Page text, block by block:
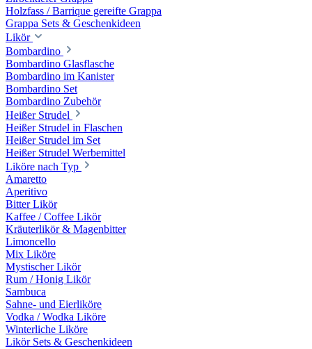
Holzfass / Barrique gereifte Grappa
Grappa Sets & Geschenkideen
Likör
Bombardino
Bombardino Glasflasche
Bombardino im Kanister
Bombardino Set
Bombardino Zubehör
Heißer Strudel
Heißer Strudel in Flaschen
Heißer Strudel im Set
Heißer Strudel Werbemittel
Liköre nach Typ
Amaretto
Aperitivo
Bitter Likör
Kaffee / Coffee Likör
Kräuterlikör & Magenbitter
Limoncello
Mix Liköre
Mystischer Likör
Rum / Honig Likör
Sambuca
Sahne- und Eierliköre
Vodka / Wodka Liköre
Winterliche Liköre
Likör Sets & Geschenkideen